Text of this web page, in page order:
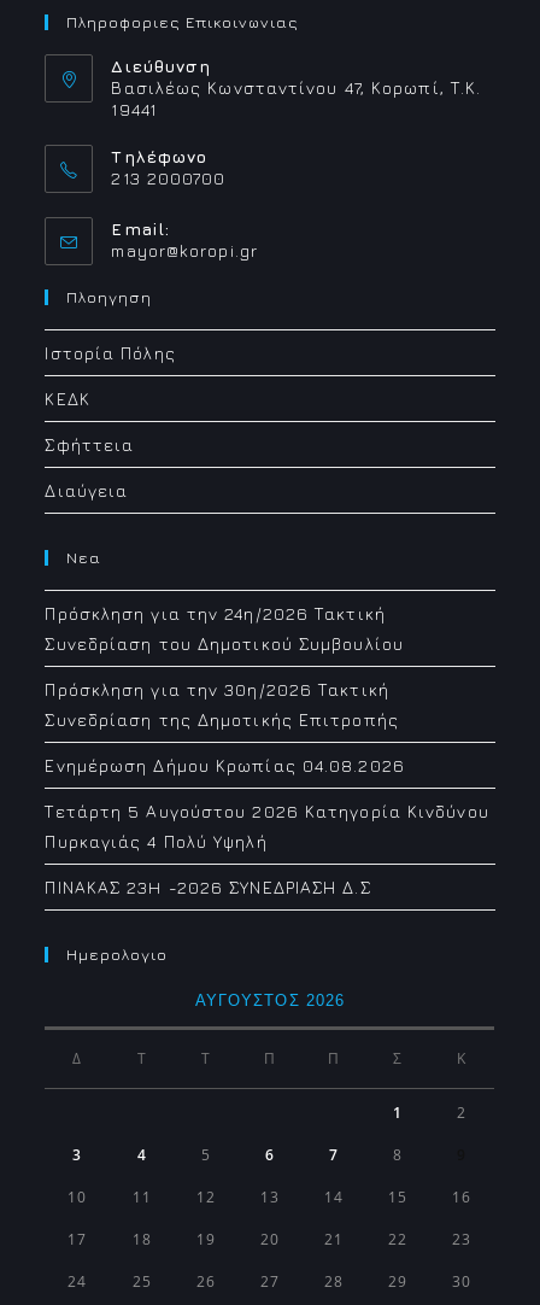
Πληροφοριες Επικοινωνιας
Διεύθυνση
Βασιλέως Κωνσταντίνου 47, Κορωπί, Τ.Κ.
19441
Τηλέφωνο
213 2000700
Email:
mayor@koropi.gr
Πλοηγηση
Ιστορία Πόλης
ΚΕΔΚ
Σφήττεια
Διαύγεια
Νεα
Πρόσκληση για την 24η/2026 Τακτική
Συνεδρίαση του Δημοτικού Συμβουλίου
Πρόσκληση για την 30η/2026 Τακτική
Συνεδρίαση της Δημοτικής Επιτροπής
Ενημέρωση Δήμου Κρωπίας 04.08.2026
Τετάρτη 5 Αυγούστου 2026 Κατηγορία Κινδύνου
Πυρκαγιάς 4 Πολύ Υψηλή
ΠΙΝΑΚΑΣ 23H -2026 ΣΥΝΕΔΡΙΑΣΗ Δ.Σ
Ημερολογιο
ΑΎΓΟΥΣΤΟΣ 2026
Δ Τ Τ Π Π Σ Κ
1 2
3 4 5 6 7 8
10 11 12 13 14 15 16
17 18 19 20 21 22 23
24 25 26 27 28 29 30